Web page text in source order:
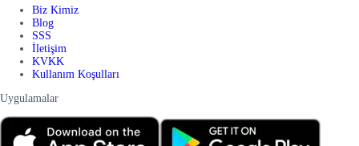
Biz Kimiz
Blog
SSS
İletişim
KVKK
Kullanım Koşulları
Uygulamalar